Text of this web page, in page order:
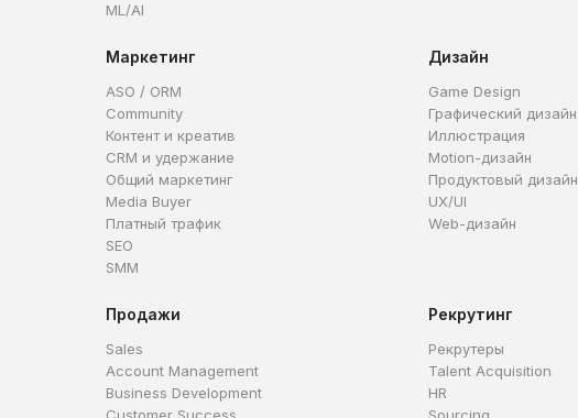
ML/AI
Маркетинг
ASO / ORM
Community
Контент и креатив
CRM и удержание
Общий маркетинг
Media Buyer
Платный трафик
SEO
SMM
Дизайн
Game Design
Графический дизайн
Иллюстрация
Motion-дизайн
Продуктовый дизайн
UX/UI
Web-дизайн
Продажи
Sales
Account Management
Business Development
Рекрутинг
Рекрутеры
Talent Acquisition
HR